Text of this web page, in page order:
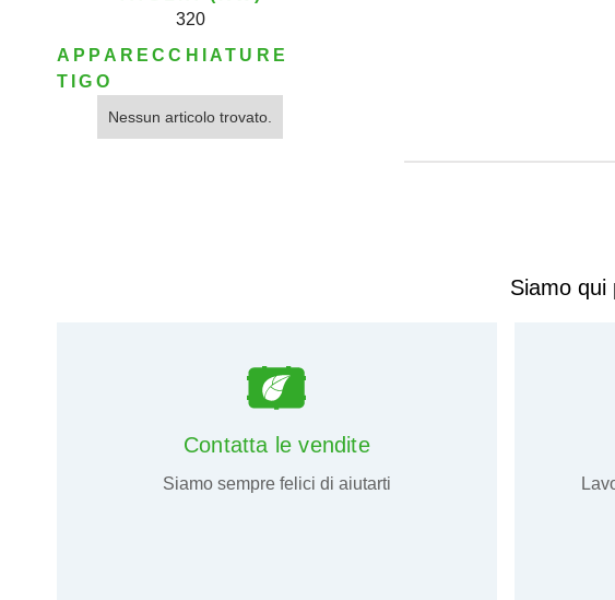
320
APPARECCHIATURE
TIGO
Nessun articolo trovato.
Siamo qui
Contatta le vendite
Siamo sempre felici di aiutarti